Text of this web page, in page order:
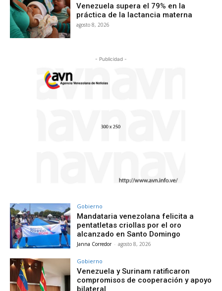
Venezuela supera el 79% en la
práctica de la lactancia materna
agosto 8, 2026
- Publicidad -
Gobierno
Mandataria venezolana felicita a
pentatletas criollas por el oro
alcanzado en Santo Domingo
Janna Corredor - agosto 8, 2026
Gobierno
Venezuela y Surinam ratificaron
compromisos de cooperación y apoyo
bilateral